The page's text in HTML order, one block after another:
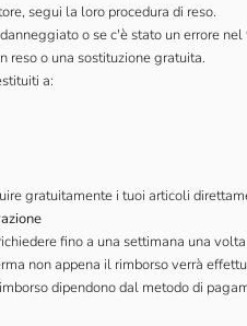
segui la loro procedura di reso.
o se c'è stato un errore
reso o una sostituzione gratuita.
a:
gratuitamente i tuoi articoli
fino a una settimana una
non appena il rimborso verrà
dipendono dal metodo di